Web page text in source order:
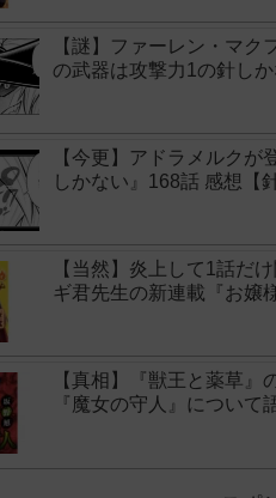
【謎】ファーレン・マ
の武器は攻撃力1の針し
【今更】アドラメルク
しかない』168話 感想【
【当然】炎上して1話だ
ギ君先生の新連載『お嬢
【真相】『獣王と薬草
『魔女の守人』について